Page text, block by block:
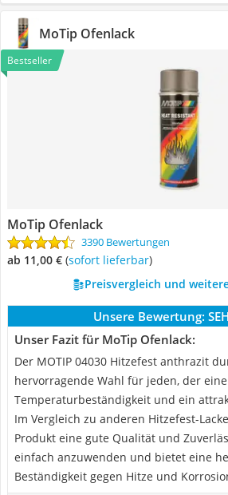
MoTip Ofenlack
Bestseller
MoTip Ofenlack
3390 Bewertungen
ab 11,00 € ( Sofort lieferbar)
Preisvergleich und
Unsere Bewertung:
Unser Fazit für MoTip Ofenlack:
Der MOTIP 04030 Hitzefest anthrazit
hervorragende Wahl für jeden, der
Temperaturbeständigkeit und ein
Im Vergleich zu anderen Hitzefest-
Produkt eine gute Qualität und
einfach anzuwenden und bietet eine
Beständigkeit gegen Hitze und